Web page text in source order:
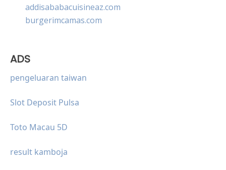
addisababacuisineaz.com
burgerimcamas.com
ADS
pengeluaran taiwan
Slot Deposit Pulsa
Toto Macau 5D
result kamboja